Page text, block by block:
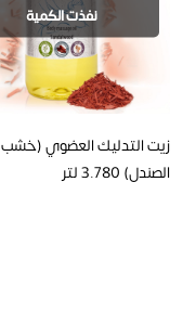
نفذت الكمية
زيت التدليك العضوي (خشب
الصندل) 3.780 لتر